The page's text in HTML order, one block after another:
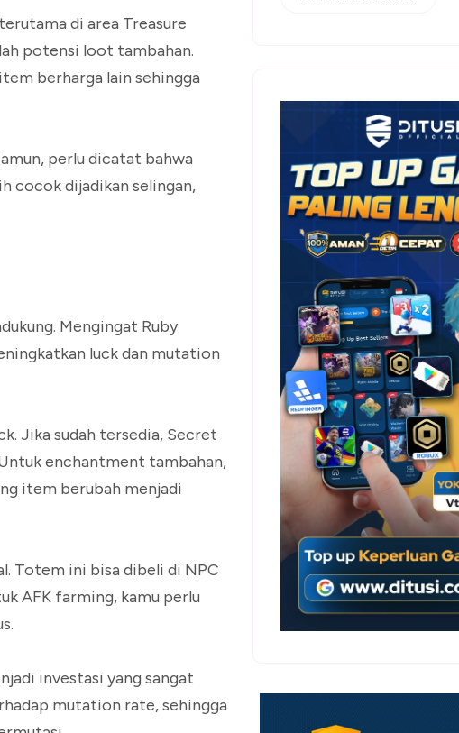
di area Treasure
potensi loot tambahan.
berharga lain sehingga
perlu dicatat bahwa
cocok dijadikan selingan,
Mengingat Ruby
luck dan mutation
Jika sudah tersedia, Secret
enchantment tambahan,
item berubah menjadi
Totem ini bisa dibeli di NPC
AFK farming, kamu perlu
investasi yang sangat
mutation rate, sehingga